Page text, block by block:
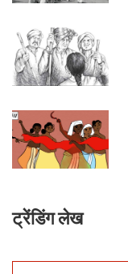
ट्रेंडिंग लेख